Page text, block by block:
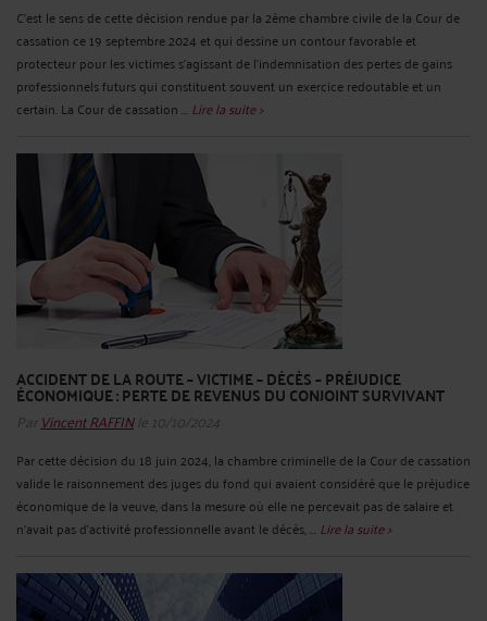
C'est le sens de cette décision rendue par la 2ème chambre civile de la Cour de
cassation ce 19 septembre 2024 et qui dessine un contour favorable et
protecteur pour les victimes s'agissant de l'indemnisation des pertes de gains
professionnels futurs qui constituent souvent un exercice redoutable et un
certain. La Cour de cassation ... Lire la suite >
ACCIDENT DE LA ROUTE – VICTIME – DÉCÈS – PRÉJUDICE
ÉCONOMIQUE : PERTE DE REVENUS DU CONJOINT SURVIVANT
Par Vincent RAFFINle 10/10/2024
Par cette décision du 18 juin 2024, la chambre criminelle de la Cour de cassation
valide le raisonnement des juges du fond qui avaient considéré que le préjudice
économique de la veuve, dans la mesure où elle ne percevait pas de salaire et
n'avait pas d'activité professionnelle avant le décès, ... Lire la suite >